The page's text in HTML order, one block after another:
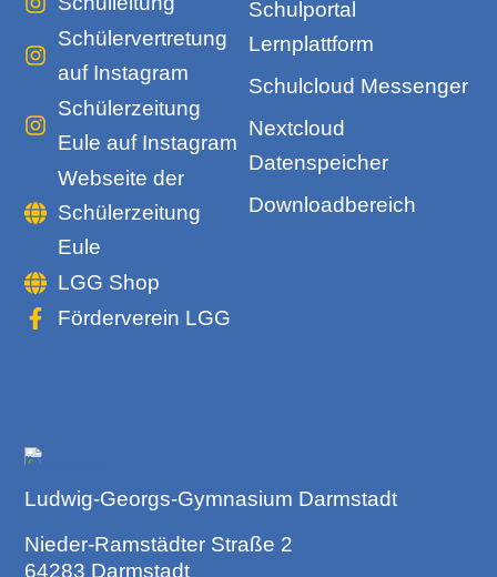
Ludwig-Georgs-Gymnasium Darmstadt
Nieder-Ramstädter Straße 2
64283 Darmstadt
Schulportal
Lernplattform
Schulcloud Messenger
Nextcloud
Datenspeicher
Downloadbereich
Schülervertretung
auf Instagram
Schülerzeitung
Eule auf Instagram
Webseite der
Schülerzeitung
Eule
LGG Shop
Förderverein LGG